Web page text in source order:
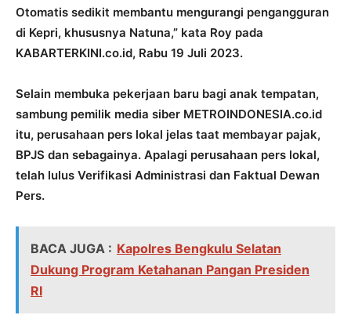
Otomatis sedikit membantu mengurangi pengangguran
di Kepri, khususnya Natuna,” kata Roy pada
KABARTERKINI.co.id, Rabu 19 Juli 2023.
Selain membuka pekerjaan baru bagi anak tempatan,
sambung pemilik media siber METROINDONESIA.co.id
itu, perusahaan pers lokal jelas taat membayar pajak,
BPJS dan sebagainya. Apalagi perusahaan pers lokal,
telah lulus Verifikasi Administrasi dan Faktual Dewan
Pers.
BACA JUGA : Kapolres Bengkulu Selatan
Dukung Program Ketahanan Pangan Presiden
RI